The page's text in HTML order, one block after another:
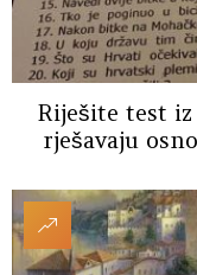
Riješite test
rješavaju